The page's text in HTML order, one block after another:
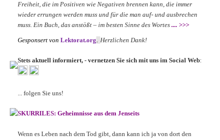
Freiheit, die im Positiven wie Negativen brennen kann, die immer
wieder errungen werden muss und für die man auf- und ausbrechen
muss. Ein Buch, das anstößt – im besten Sinne des Wortes .... >>>
Gesponsert von Lektorat.org. Herzlichen Dank!
Stets aktuell informiert, - vernetzen Sie sich mit uns im Social Web:
... folgen Sie uns!
SKURRILES: Geheimnisse aus dem Jenseits
Wenn es Leben nach dem Tod gibt, dann kann ich ja von dort den